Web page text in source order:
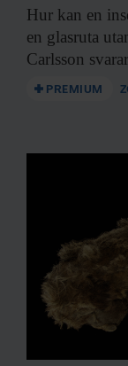
Hur kan en
en glasruta
Carlsson
PREMIUM